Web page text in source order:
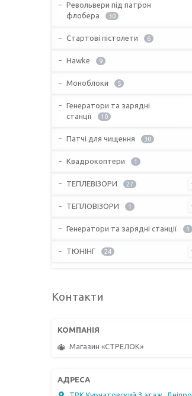
Револьвери під патрон
флобера
30
Стартові пістолети 6
Hawke 9
Моноблоки 5
Генератори та зарядні
станції
10
Патчі для чищення 30
Квадрокоптери 1
ТЕПЛЕВІЗОРИ 27
ТЕПЛОВІЗОРИ 1
Генератори та зарядні станції 1
ТЮНІНГ 24
Контакти
Магазин «СТРЕЛОК»